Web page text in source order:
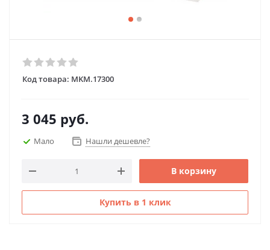
Код товара: MKM.17300
3 045 руб.
Мало Нашли дешевле?
В корзину
Купить в 1 клик